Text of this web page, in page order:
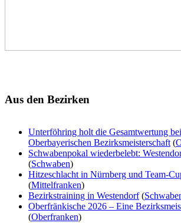
Aus den Bezirken
Unterföhring holt die Gesamtwertung
Oberbayerischen Bezirksmeisterschaft (
Schwabenpokal wiederbelebt:
(Schwaben)
Hitzeschlacht in Nürnberg und Team-
(Mittelfranken)
Bezirkstraining in Westendorf (
Oberfränkische 2026 – Eine
(Oberfranken)